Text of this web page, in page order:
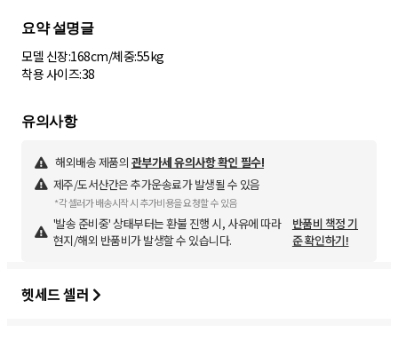
요약 설명글
모델 신장:168cm/체중:55kg
착용 사이즈:38
유의사항
해외배송 제품의 관부가세 유의사항 확인 필수!
제주/도서산간은 추가운송료가 발생될 수 있음
*각 셀러가 배송시작 시 추가비용을 요청할 수 있음
'발송 준비중' 상태부터는 환불 진행 시, 사유에 따라
현지/해외 반품비가 발생할 수 있습니다.
반품비 책정 기
준 확인하기!
헷세드 셀러